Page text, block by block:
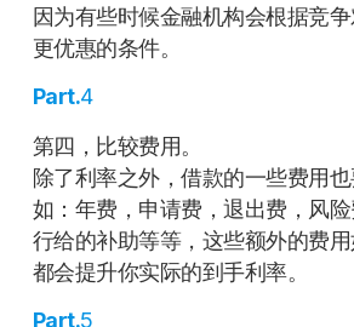
因为有些时候金融机构会根据竞
更优惠的条件。
Part.4
第四，比较费用。
除了利率之外，借款的一些费用
如：年费，申请费，退出费，风
行给的补助等等，这些额外的费
都会提升你实际的到手利率。
Part.5